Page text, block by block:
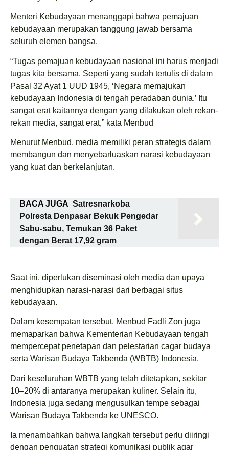
Menteri Kebudayaan menanggapi bahwa pemajuan
kebudayaan merupakan tanggung jawab bersama
seluruh elemen bangsa.
“Tugas pemajuan kebudayaan nasional ini harus menjadi
tugas kita bersama. Seperti yang sudah tertulis di dalam
Pasal 32 Ayat 1 UUD 1945, ‘Negara memajukan
kebudayaan Indonesia di tengah peradaban dunia.’ Itu
sangat erat kaitannya dengan yang dilakukan oleh rekan-
rekan media, sangat erat,” kata Menbud
Menurut Menbud, media memiliki peran strategis dalam
membangun dan menyebarluaskan narasi kebudayaan
yang kuat dan berkelanjutan.
BACA JUGA Satresnarkoba
Polresta Denpasar Bekuk Pengedar
Sabu-sabu, Temukan 36 Paket
dengan Berat 17,92 gram
Saat ini, diperlukan diseminasi oleh media dan upaya
menghidupkan narasi-narasi dari berbagai situs
kebudayaan.
Dalam kesempatan tersebut, Menbud Fadli Zon juga
memaparkan bahwa Kementerian Kebudayaan tengah
mempercepat penetapan dan pelestarian cagar budaya
serta Warisan Budaya Takbenda (WBTB) Indonesia.
Dari keseluruhan WBTB yang telah ditetapkan, sekitar
10–20% di antaranya merupakan kuliner. Selain itu,
Indonesia juga sedang mengusulkan tempe sebagai
Warisan Budaya Takbenda ke UNESCO.
Ia menambahkan bahwa langkah tersebut perlu diiringi
dengan penguatan strategi komunikasi publik agar